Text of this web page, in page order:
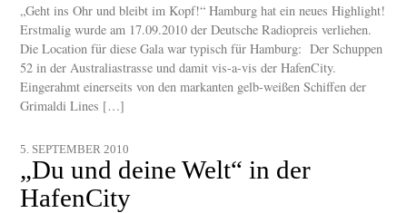
„Geht ins Ohr und bleibt im Kopf!“ Hamburg hat ein neues Highlight!
Erstmalig wurde am 17.09.2010 der Deutsche Radiopreis verliehen.
Die Location für diese Gala war typisch für Hamburg: Der Schuppen
52 in der Australiastrasse und damit vis-a-vis der HafenCity.
Eingerahmt einerseits von den markanten gelb-weißen Schiffen der
Grimaldi Lines […]
5. SEPTEMBER 2010
„Du und deine Welt“ in der
HafenCity